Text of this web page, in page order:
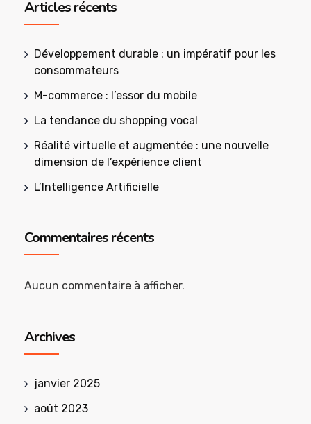
Articles récents
Développement durable : un impératif pour les
consommateurs
M-commerce : l’essor du mobile
La tendance du shopping vocal
Réalité virtuelle et augmentée : une nouvelle
dimension de l’expérience client
L’Intelligence Artificielle
Commentaires récents
Aucun commentaire à afficher.
Archives
janvier 2025
août 2023